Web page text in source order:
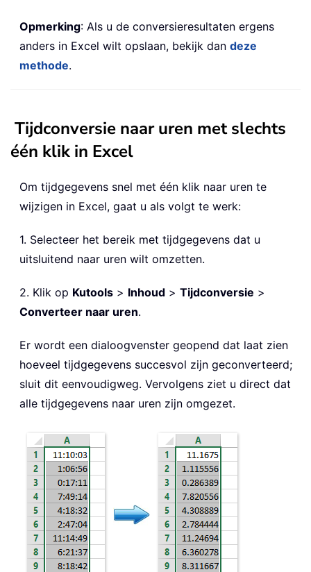
Opmerking: Als u de conversieresultaten ergens
anders in Excel wilt opslaan, bekijk dan deze
methode.
Tijdconversie naar uren met slechts
één klik in Excel
Om tijdgegevens snel met één klik naar uren te
wijzigen in Excel, gaat u als volgt te werk:
1. Selecteer het bereik met tijdgegevens dat u
uitsluitend naar uren wilt omzetten.
2. Klik op Kutools > Inhoud > Tijdconversie >
Converteer naar uren.
Er wordt een dialoogvenster geopend dat laat zien
hoeveel tijdgegevens succesvol zijn geconverteerd;
sluit dit eenvoudigweg. Vervolgens ziet u direct dat
alle tijdgegevens naar uren zijn omgezet.